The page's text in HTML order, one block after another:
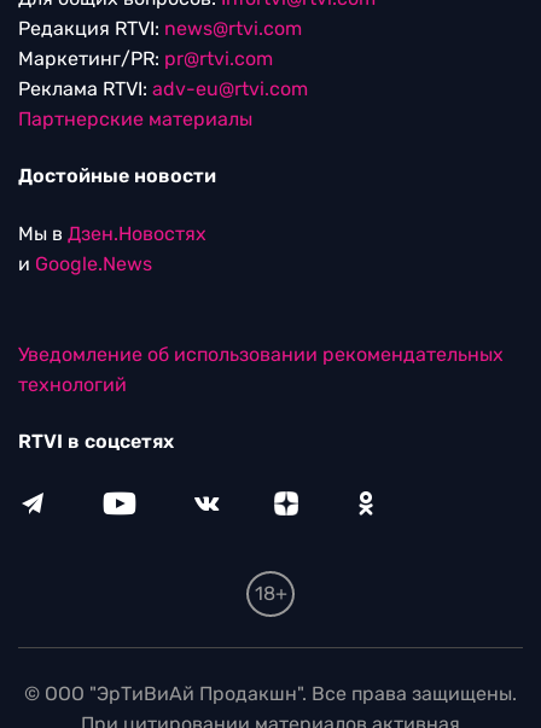
Редакция RTVI: news@rtvi.com
Маркетинг/PR: pr@rtvi.com
Реклама RTVI: adv-eu@rtvi.com
Партнерские материалы
Достойные новости
Мы в Дзен.Новостях
и Google.News
Уведомление об использовании рекомендательных
технологий
RTVI в соцсетях
18+
© ООО "ЭрТиВиАй Продакшн". Все права защищены.